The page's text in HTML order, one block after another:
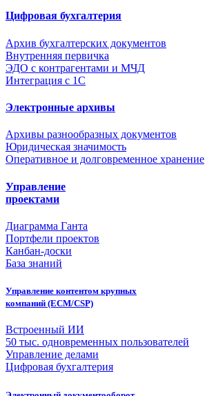
Цифровая бухгалтерия
Архив бухгалтерских документов
Внутренняя первичка
ЭДО с контрагентами и МЧД
Интеграция с 1С
Электронные архивы
Архивы разнообразных документов
Юридическая значимость
Оперативное и долговременное хранение
Управление
проектами
Диаграмма Ганта
Портфели проектов
Канбан-доски
База знаний
Управление контентом крупных
компаний (ECM/CSP)
Встроенный ИИ
50 тыс. одновременных пользователей
Управление делами
Цифровая бухгалтерия